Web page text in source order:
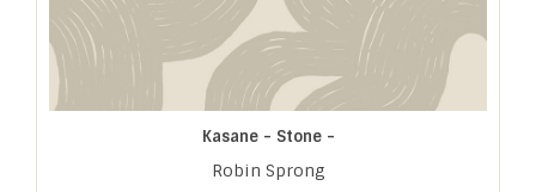
Kasane - Stone -
Robin Sprong